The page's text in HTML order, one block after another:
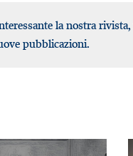
la nostra rivista,
pubblicazioni.